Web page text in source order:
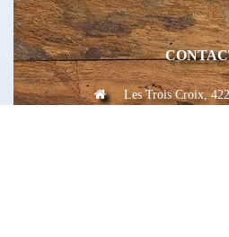
Les Trois Croix,